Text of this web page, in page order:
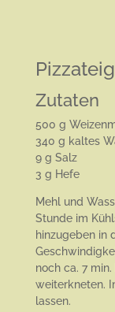
Zutaten
500 g
340 g kaltes
9 g Salz
3 g Hefe
Mehl und
Stunde im
hinzugeben in
noch ca. 7
weiterkneten.
lassen.